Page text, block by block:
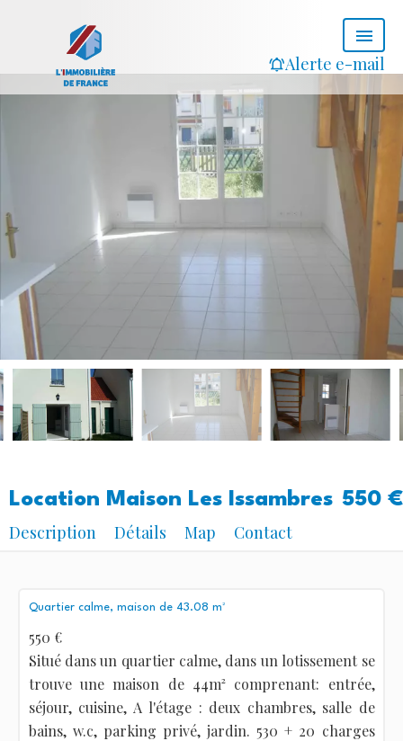
Alerte e-mail
Location Maison Les Issambres 550 €
Description
Détails Map Contact
Quartier calme, maison de 43.08 m²
550 €
Situé dans un quartier calme, dans un lotissement se
trouve une maison de 44m² comprenant: entrée,
séjour, cuisine, A l'étage : deux chambres, salle de
bains, w.c, parking privé, jardin. 530 + 20 charges